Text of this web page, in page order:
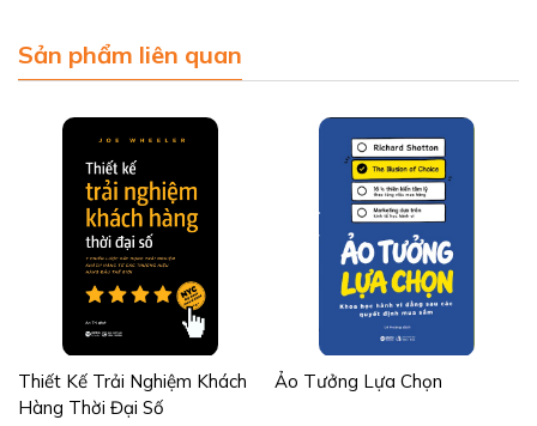
Sản phẩm liên quan
Thiết Kế Trải Nghiệm Khách
Hàng Thời Đại Số
Ảo Tưởng Lựa Chọn